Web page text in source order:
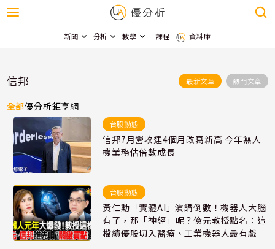
新聞 分析 教學 課程 資料庫
信邦 最新文章 熱門文章
全部優分析鉅亨網
台股動態
信邦7月營收連4個月改寫新高 今年無人
機業務估倍數成長
台股動態
黃仁勳「實體AI」演講倒數！機器人大腦
有了，那「神經」呢？億元教授點名：這
檔績優股切入醫療、工業機器人最有戲